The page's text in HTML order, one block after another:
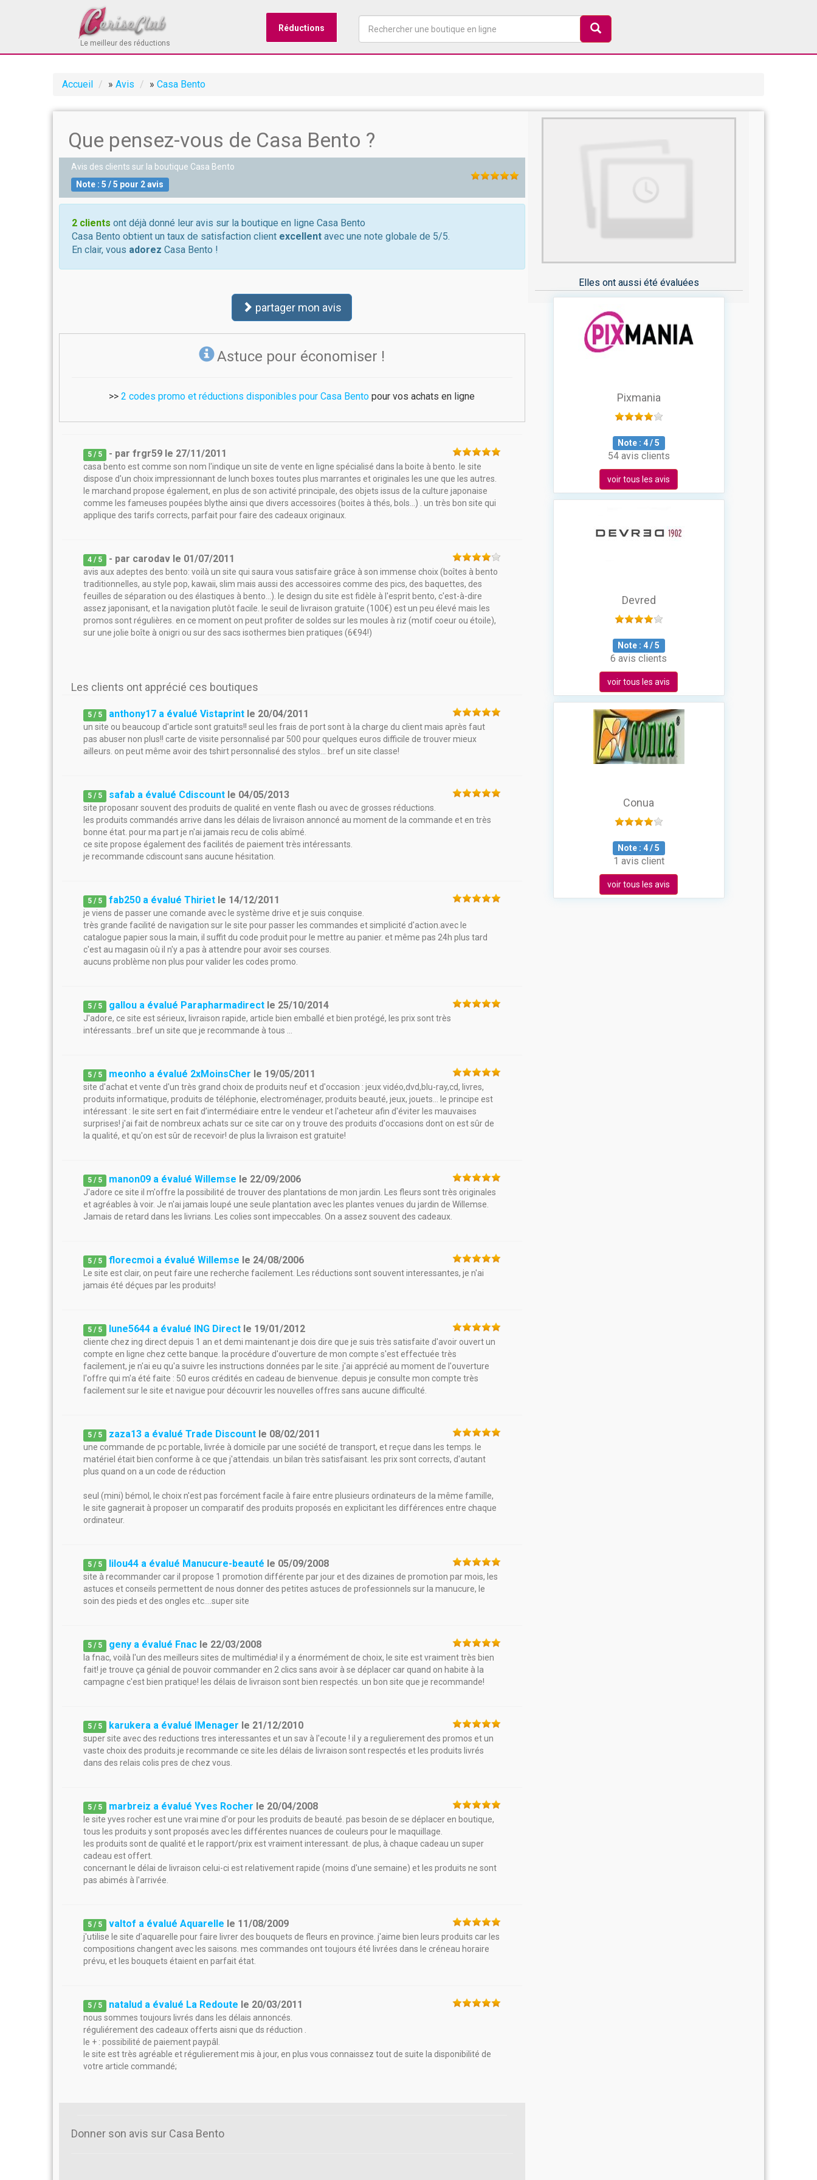
Le meilleur des réductions
Réductions
Accueil » Avis » Casa Bento
Que pensez-vous de Casa Bento ?
Avis des clients sur la boutique Casa Bento
Note :5 /5 pour 2avis
2 clients ont déjà donné leur avis sur la boutique en ligne Casa Bento
Casa Bento obtient un taux de satisfaction client excellent avec une note globale de 5/5.
En clair, vous adorez Casa Bento !
partager mon avis
Astuce pour économiser !
>>2 codes promo et réductions disponibles pour Casa Bento pour vos achats en ligne
5 / 5 - parfrgr59 le 27/11/2011
casa bento est comme son nom l'indique un site de vente en ligne spécialisé dans la boite à bento. le site
dispose d'un choix impressionnant de lunch boxes toutes plus marrantes et originales les une que les autres.
le marchand propose également, en plus de son activité principale, des objets issus de la culture japonaise
comme les fameuses poupées blythe ainsi que divers accessoires (boites à thés, bols...) . un très bon site qui
applique des tarifs corrects, parfait pour faire des cadeaux originaux.
4 / 5 - par carodav le 01/07/2011
avis aux adeptes des bento: voilà un site qui saura vous satisfaire grâce à son immense choix (boîtes à bento
traditionnelles, au style pop, kawaii, slim mais aussi des accessoires comme des pics, des baquettes, des
feuilles de séparation ou des élastiques à bento...). le design du site est fidèle à l'esprit bento, c'est-à-dire
assez japonisant, et la navigation plutôt facile. le seuil de livraison gratuite (100€) est un peu élevé mais les
promos sont régulières. en ce moment on peut profiter de soldes sur les moules à riz (motif coeur ou étoile),
sur une jolie boîte à onigri ou sur des sacs isothermes bien pratiques (6€94!)
Les clients ont apprécié ces boutiques
5 / 5 anthony17 a évalué Vistaprint le 20/04/2011
un site ou beaucoup d'article sont gratuits!! seul les frais de port sont à la charge du client mais après faut
pas abuser non plus!! carte de visite personnalisé par 500 pour quelques euros difficile de trouver mieux
ailleurs. on peut même avoir des tshirt personnalisé des stylos... bref un site classe!
5 / 5 safab a évalué Cdiscount le 04/05/2013
site proposanr souvent des produits de qualité en vente flash ou avec de grosses réductions.
les produits commandés arrive dans les délais de livraison annoncé au moment de la commande et en très
bonne état. pour ma part je n'ai jamais recu de colis abîmé.
ce site propose également des facilités de paiement très intéressants.
je recommande cdiscount sans aucune hésitation.
5 / 5 fab250 a évalué Thiriet le 14/12/2011
je viens de passer une comande avec le système drive et je suis conquise.
très grande facilité de navigation sur le site pour passer les commandes et simplicité d'action.avec le
catalogue papier sous la main, il suffit du code produit pour le mettre au panier. et même pas 24h plus tard
c'est au magasin où il n'y a pas à attendre pour avoir ses courses.
aucuns problème non plus pour valider les codes promo.
5 / 5 gallou a évalué Parapharmadirect le 25/10/2014
J'adore, ce site est sérieux, livraison rapide, article bien emballé et bien protégé, les prix sont très
intéressants...bref un site que je recommande à tous ...
5 / 5 meonho a évalué 2xMoinsCher le 19/05/2011
site d'achat et vente d'un très grand choix de produits neuf et d'occasion : jeux vidéo,dvd,blu-ray,cd, livres,
produits informatique, produits de téléphonie, electroménager, produits beauté, jeux, jouets... le principe est
intéressant : le site sert en fait d’intermédiaire entre le vendeur et l'acheteur afin d'éviter les mauvaises
surprises! j'ai fait de nombreux achats sur ce site car on y trouve des produits d'occasions dont on est sûr de
la qualité, et qu'on est sûr de recevoir! de plus la livraison est gratuite!
5 / 5 manon09 a évalué Willemse le 22/09/2006
J'adore ce site il m'offre la possibilité de trouver des plantations de mon jardin. Les fleurs sont très originales
et agréables à voir. Je n'ai jamais loupé une seule plantation avec les plantes venues du jardin de Willemse.
Jamais de retard dans les livrians. Les colies sont impeccables. On a assez souvent des cadeaux.
5 / 5 florecmoi a évalué Willemse le 24/08/2006
Le site est clair, on peut faire une recherche facilement. Les réductions sont souvent interessantes, je n'ai
jamais été déçues par les produits!
5 / 5 lune5644 a évalué ING Direct le 19/01/2012
cliente chez ing direct depuis 1 an et demi maintenant je dois dire que je suis très satisfaite d'avoir ouvert un
compte en ligne chez cette banque. la procédure d'ouverture de mon compte s'est effectuée très
facilement, je n'ai eu qu'a suivre les instructions données par le site. j'ai apprécié au moment de l'ouverture
l'offre qui m'a été faite : 50 euros crédités en cadeau de bienvenue. depuis je consulte mon compte très
facilement sur le site et navigue pour découvrir les nouvelles offres sans aucune difficulté.
5 / 5 zaza13 a évalué Trade Discount le 08/02/2011
une commande de pc portable, livrée à domicile par une société de transport, et reçue dans les temps. le
matériel était bien conforme à ce que j'attendais. un bilan très satisfaisant. les prix sont corrects, d'autant
plus quand on a un code de réduction
seul (mini) bémol, le choix n'est pas forcément facile à faire entre plusieurs ordinateurs de la même famille,
le site gagnerait à proposer un comparatif des produits proposés en explicitant les différences entre chaque
ordinateur.
5 / 5 lilou44 a évalué Manucure-beauté le 05/09/2008
site à recommander car il propose 1 promotion différente par jour et des dizaines de promotion par mois, les
astuces et conseils permettent de nous donner des petites astuces de professionnels sur la manucure, le
soin des pieds et des ongles etc....super site
5 / 5 geny a évalué Fnac le 22/03/2008
la fnac, voilà l'un des meilleurs sites de multimédia! il y a énormément de choix, le site est vraiment très bien
fait! je trouve ça génial de pouvoir commander en 2 clics sans avoir à se déplacer car quand on habite à la
campagne c'est bien pratique! les délais de livraison sont bien respectés. un bon site que je recommande!
5 / 5 karukera a évalué IMenager le 21/12/2010
super site avec des reductions tres interessantes et un sav à l'ecoute ! il y a regulierement des promos et un
vaste choix des produits.je recommande ce site.les délais de livraison sont respectés et les produits livrés
dans des relais colis pres de chez vous.
5 / 5 marbreiz a évalué Yves Rocher le 20/04/2008
le site yves rocher est une vrai mine d'or pour les produits de beauté. pas besoin de se déplacer en boutique,
tous les produits y sont proposés avec les différentes nuances de couleurs pour le maquillage.
les produits sont de qualité et le rapport/prix est vraiment interessant. de plus, à chaque cadeau un super
cadeau est offert.
concernant le délai de livraison celui-ci est relativement rapide (moins d'une semaine) et les produits ne sont
pas abimés à l'arrivée.
5 / 5 valtof a évalué Aquarelle le 11/08/2009
j'utilise le site d'aquarelle pour faire livrer des bouquets de fleurs en province. j'aime bien leurs produits car les
compositions changent avec les saisons. mes commandes ont toujours été livrées dans le créneau horaire
prévu, et les bouquets étaient en parfait état.
5 / 5 natalud a évalué La Redoute le 20/03/2011
nous sommes toujours livrés dans les délais annoncés.
réguliérement des cadeaux offerts aisni que ds réduction .
le + : possibilité de paiement paypâl.
le site est très agréable et régulierement mis à jour, en plus vous connaissez tout de suite la disponibilité de
votre article commandé;
Donner son avis sur Casa Bento
Elles ont aussi été évaluées
Pixmania
Note : 4/5
54 avis clients
voir tous les avis
Devred
Note : 4/5
6 avis clients
voir tous les avis
Conua
Note : 4/5
1 avis client
voir tous les avis